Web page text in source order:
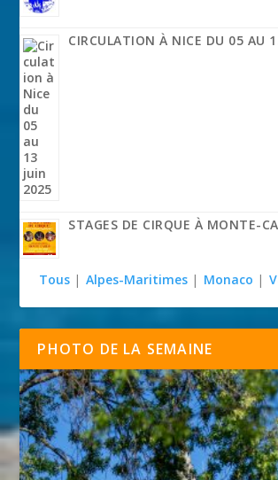
CIRCULATION À NICE DU 05 AU
STAGES DE CIRQUE À MONTE-
Tous | Alpes-Maritimes | Monaco |
PHOTO DE LA SEMAINE